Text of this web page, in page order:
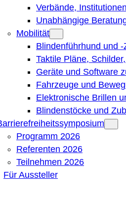
Verbände,
Unabhängige
Mobilität
Blindenführhund und -
Taktile Pläne,
Geräte und Software
Fahrzeuge und
Elektronische Brillen
Blindenstöcke und
Programm 2026
Referenten 2026
Teilnehmen 2026
Für Aussteller